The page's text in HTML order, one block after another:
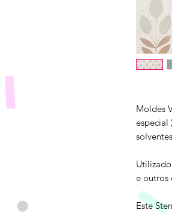
Moldes
especial
e outros
Este